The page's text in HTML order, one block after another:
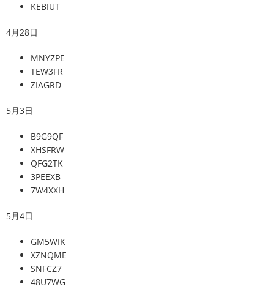
KEBIUT
4月28日
MNYZPE
TEW3FR
ZIAGRD
5月3日
B9G9QF
XHSFRW
QFG2TK
3PEEXB
7W4XXH
5月4日
GM5WIK
XZNQME
SNFCZ7
48U7WG